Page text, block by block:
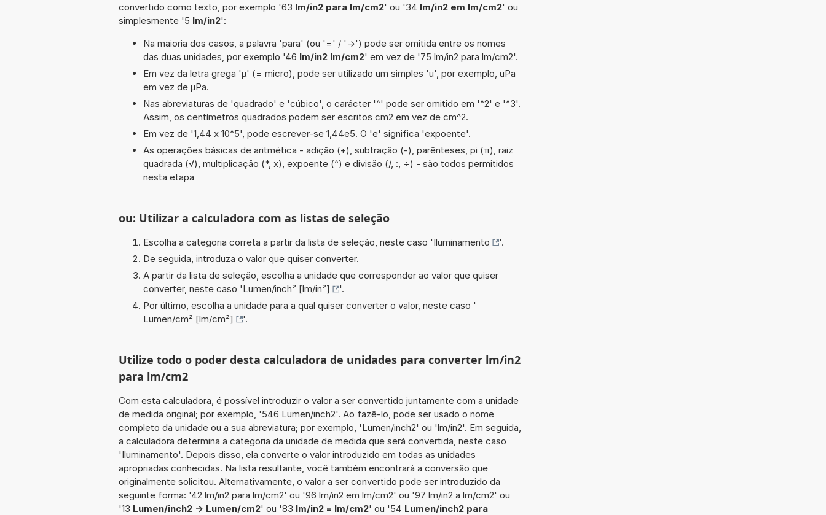
convertido como texto, por exemplo '63 lm/in2 para lm/cm2' ou '34 lm/in2 em lm/cm2' ou
simplesmente '5 lm/in2':
Na maioria dos casos, a palavra 'para' (ou '=' / '->') pode ser omitida entre os nomes
das duas unidades, por exemplo '46 lm/in2 lm/cm2' em vez de '75 lm/in2 para lm/cm2'.
Em vez da letra grega 'µ' (= micro), pode ser utilizado um simples 'u', por exemplo, uPa
em vez de µPa.
Nas abreviaturas de 'quadrado' e 'cúbico', o carácter '^' pode ser omitido em '^2' e '^3'.
Assim, os centímetros quadrados podem ser escritos cm2 em vez de cm^2.
Em vez de '1,44 x 10^5', pode escrever-se 1,44e5. O 'e' significa 'expoente'.
As operações básicas de aritmética - adição (+), subtração (-), parênteses, pi (π), raiz
quadrada (√), multiplicação (*, x), expoente (^) e divisão (/, :, ÷) - são todos permitidos
nesta etapa
ou: Utilizar a calculadora com as listas de seleção
Escolha a categoria correta a partir da lista de seleção, neste caso 'Iluminamento
'.
De seguida, introduza o valor que quiser converter.
A partir da lista de seleção, escolha a unidade que corresponder ao valor que quiser
converter, neste caso 'Lumen/inch² [lm/in²]
'.
Por último, escolha a unidade para a qual quiser converter o valor, neste caso '
Lumen/cm² [lm/cm²]
'.
Utilize todo o poder desta calculadora de unidades para converter lm/in2
para lm/cm2
Com esta calculadora, é possível introduzir o valor a ser convertido juntamente com a unidade
de medida original; por exemplo, '546 Lumen/inch2'. Ao fazê-lo, pode ser usado o nome
completo da unidade ou a sua abreviatura; por exemplo, 'Lumen/inch2' ou 'lm/in2'. Em seguida,
a calculadora determina a categoria da unidade de medida que será convertida, neste caso
'Iluminamento'. Depois disso, ela converte o valor introduzido em todas as unidades
apropriadas conhecidas. Na lista resultante, você também encontrará a conversão que
originalmente solicitou. Alternativamente, o valor a ser convertido pode ser introduzido da
seguinte forma: '42 lm/in2 para lm/cm2' ou '96 lm/in2 em lm/cm2' ou '97 lm/in2 a lm/cm2' ou
'13 Lumen/inch2 -> Lumen/cm2' ou '83 lm/in2 = lm/cm2' ou '54 Lumen/inch2 para